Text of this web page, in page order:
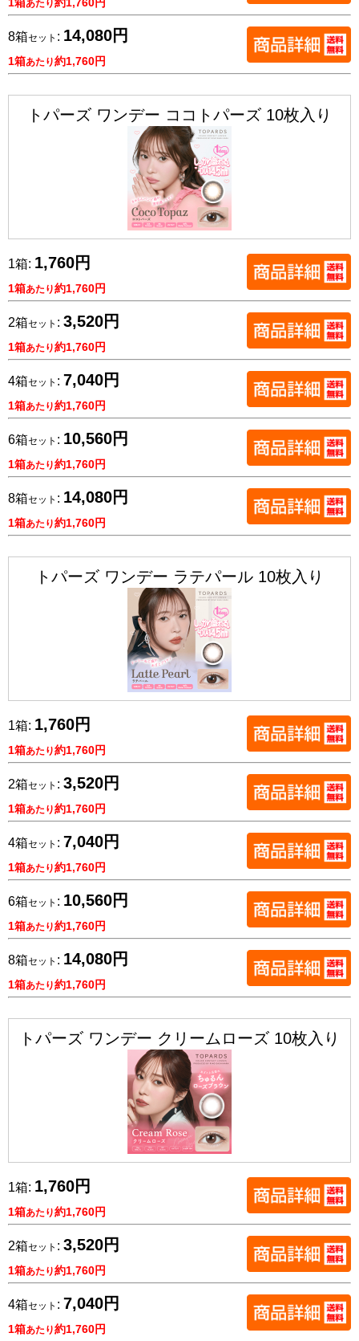
あたり
8箱セット : 14,080円
1箱あたり約1,760円
トパーズ ワンデー ココトパーズ 10枚入り
1箱: 1,760円
1箱あたり約1,760円
2箱セット : 3,520円
1箱あたり約1,760円
4箱セット : 7,040円
1箱あたり約1,760円
6箱セット : 10,560円
1箱あたり約1,760円
8箱セット : 14,080円
1箱あたり約1,760円
トパーズ ワンデー ラテパール 10枚入り
1箱: 1,760円
1箱あたり約1,760円
2箱セット : 3,520円
1箱あたり約1,760円
4箱セット : 7,040円
1箱あたり約1,760円
6箱セット : 10,560円
1箱あたり約1,760円
8箱セット : 14,080円
1箱あたり約1,760円
トパーズ ワンデー クリームローズ 10枚入り
1箱: 1,760円
1箱あたり約1,760円
2箱セット : 3,520円
1箱あたり約1,760円
4箱セット : 7,040円
1箱あたり約1,760円